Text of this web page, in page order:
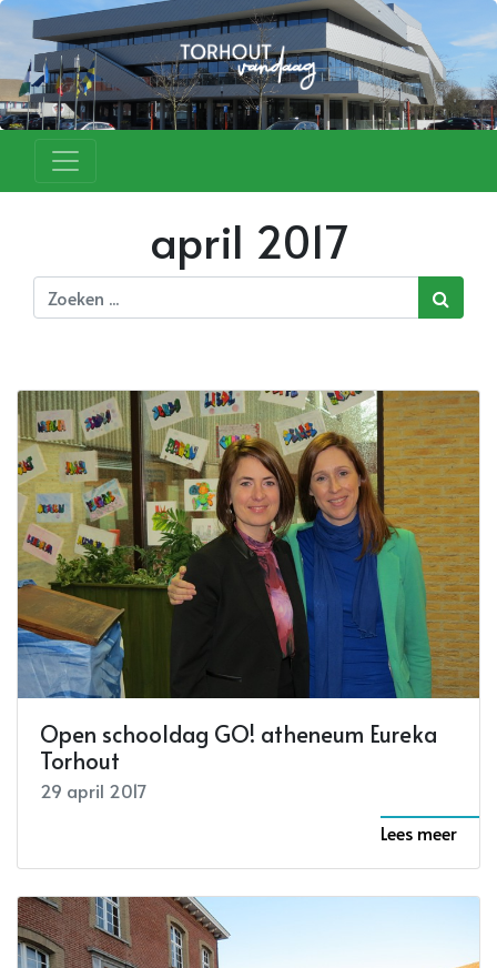
april 2017
Open schooldag GO! atheneum Eureka
Torhout
29 april 2017
Lees meer